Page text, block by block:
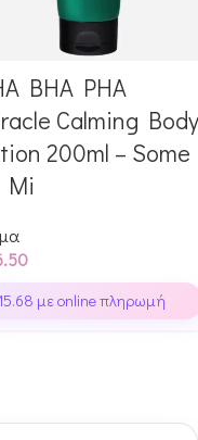
& κέρδισε 165
Points!
BHA PHA
Calming Body
200ml – Some
Mi
με online πληρωμή